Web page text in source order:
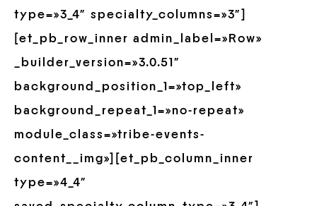
type=»3_4″ specialty_columns=»3″]
[et_pb_row_inner admin_label=»Row»
_builder_version=»3.0.51″
background_position_1=»top_left»
background_repeat_1=»no-repeat»
module_class=»tribe-events-
content__img»][et_pb_column_inner
type=»4_4″